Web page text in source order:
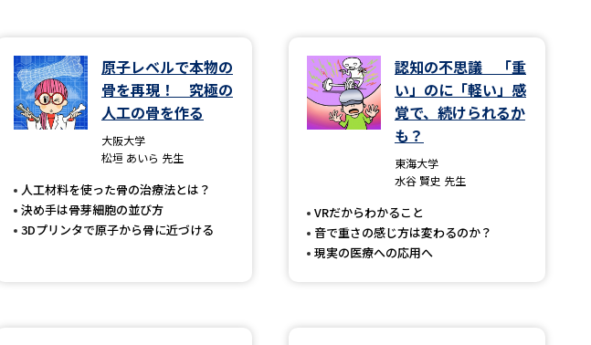
学問発見 学問検索
びたい学問発見
義「夢ナビ講義」 学問分野解説 夢ナビライブ
原子レベルで本物の
骨を再現！ 究極の
人工の骨を作る
大阪大学
松垣 あいら 先生
人工材料を使った骨の治療法とは？
決め手は骨芽細胞の並び方
3Dプリンタで原子から骨に近づける
認知の不思議 「重
い」のに「軽い」感
覚で、続けられるか
も？
東海大学
水谷 賢史 先生
VRだからわかること
音で重さの感じ方は変わるのか？
現実の医療への応用へ